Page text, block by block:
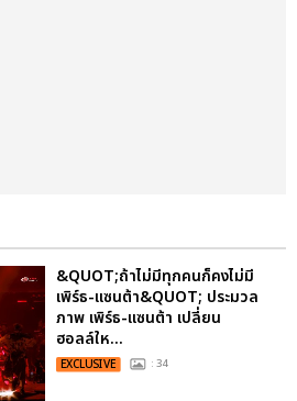
&QUOT;ถ้าไม่มีทุกคนก็คงไม่มี
เพิร์ธ-แซนต้า&QUOT; ประมวล
ภาพ เพิร์ธ-แซนต้า เปลี่ยน
ฮอลล์ให...
EXCLUSIVE : 34